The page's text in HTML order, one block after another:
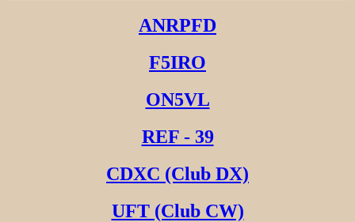
ANRPFD
F5IRO
ON5VL
REF - 39
CDXC (Club DX)
UFT (Club CW)